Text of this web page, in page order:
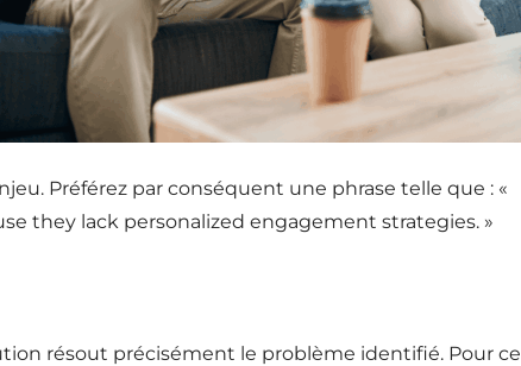
Préférez par conséquent une phrase telle que : «
they lack personalized engagement strategies. »
résout précisément le problème identifié. Pour ce